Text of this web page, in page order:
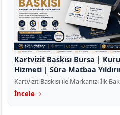
Kartvizit Baskısı Bursa |
Hizmeti | Süra Matbaa
Kartvizit Baskısı ile Markanızı İlk
İncele